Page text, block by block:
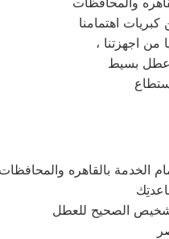
اهتمامنا
عطل بسيط